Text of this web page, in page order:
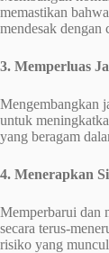
memastikan
mendesak dengan
3. Memperluas
Mengembangkan
untuk
yang beragam
4. Menerapkan
Memperbarui dan
secara terus-
risiko yang